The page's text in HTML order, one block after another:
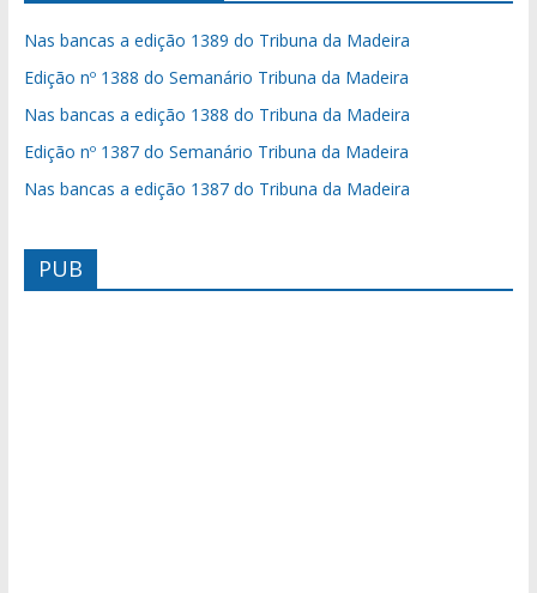
Nas bancas a edição 1389 do Tribuna da Madeira
Edição nº 1388 do Semanário Tribuna da Madeira
Nas bancas a edição 1388 do Tribuna da Madeira
Edição nº 1387 do Semanário Tribuna da Madeira
Nas bancas a edição 1387 do Tribuna da Madeira
PUB